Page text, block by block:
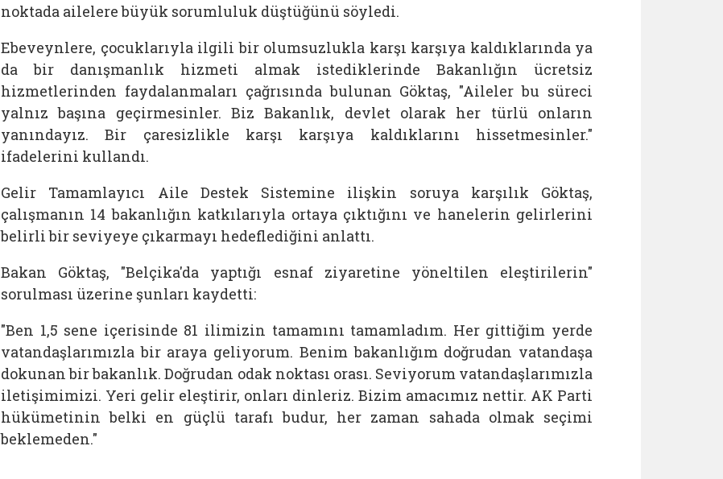
noktada ailelere büyük sorumluluk düştüğünü söyledi.
Ebeveynlere, çocuklarıyla ilgili bir olumsuzlukla karşı karşıya kaldıklarında ya
da bir danışmanlık hizmeti almak istediklerinde Bakanlığın ücretsiz
hizmetlerinden faydalanmaları çağrısında bulunan Göktaş, "Aileler bu süreci
yalnız başına geçirmesinler. Biz Bakanlık, devlet olarak her türlü onların
yanındayız. Bir çaresizlikle karşı karşıya kaldıklarını hissetmesinler."
ifadelerini kullandı.
Gelir Tamamlayıcı Aile Destek Sistemine ilişkin soruya karşılık Göktaş,
çalışmanın 14 bakanlığın katkılarıyla ortaya çıktığını ve hanelerin gelirlerini
belirli bir seviyeye çıkarmayı hedeflediğini anlattı.
Bakan Göktaş, "Belçika'da yaptığı esnaf ziyaretine yöneltilen eleştirilerin"
sorulması üzerine şunları kaydetti:
"Ben 1,5 sene içerisinde 81 ilimizin tamamını tamamladım. Her gittiğim yerde
vatandaşlarımızla bir araya geliyorum. Benim bakanlığım doğrudan vatandaşa
dokunan bir bakanlık. Doğrudan odak noktası orası. Seviyorum vatandaşlarımızla
iletişimimizi. Yeri gelir eleştirir, onları dinleriz. Bizim amacımız nettir. AK Parti
hükümetinin belki en güçlü tarafı budur, her zaman sahada olmak seçimi
beklemeden."